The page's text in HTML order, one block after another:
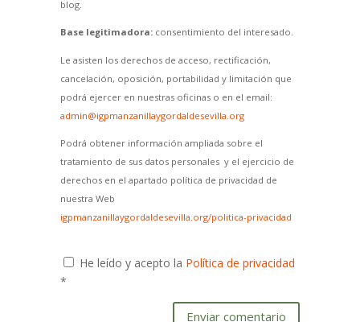
blog.
Base legitimadora:consentimiento del interesado.
Le asisten los derechos de acceso, rectificación,
cancelación, oposición, portabilidad y limitación que
podrá ejercer en nuestras oficinas o en el email:
admin@igpmanzanillaygordaldesevilla.org
Podrá obtener información ampliada sobre el
tratamiento de sus datos personales y el ejercicio de
derechos en el apartado política de privacidad de
nuestra Web
igpmanzanillaygordaldesevilla.org/politica-privacidad
He leído y acepto la Política de privacidad
*
Enviar comentario